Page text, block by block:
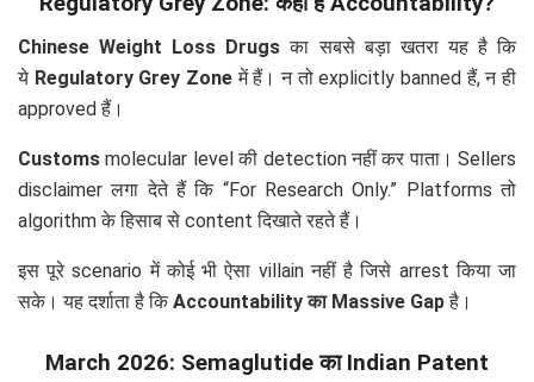
Chinese Weight Loss Drugs का सबसे बड़ा खतरा यह है कि
ये Regulatory Grey Zone में हैं। न तो explicitly banned हैं, न ही
approved हैं।
Customs molecular level की detection नहीं कर पाता। Sellers
disclaimer लगा देते हैं कि “For Research Only.” Platforms तो
algorithm के हिसाब से content दिखाते रहते हैं।
इस पूरे scenario में कोई भी ऐसा villain नहीं है जिसे arrest किया जा
सके। यह दर्शाता है किAccountability का Massive Gapहै।
March 2026: Semaglutide का Indian Patent